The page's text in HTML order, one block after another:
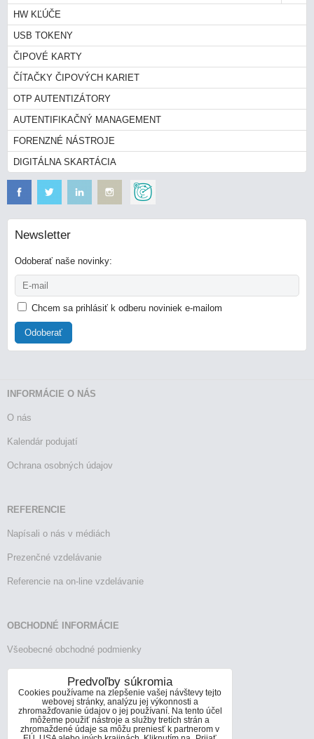
HW KĽÚČE
USB TOKENY
ČIPOVÉ KARTY
ČÍTAČKY ČIPOVÝCH KARIET
OTP AUTENTIZÁTORY
AUTENTIFIKAČNÝ MANAGEMENT
FORENZNÉ NÁSTROJE
DIGITÁLNA SKARTÁCIA
Newsletter
Odoberať naše novinky:
Chcem sa prihlásiť k odberu noviniek e-mailom
Odoberať
INFORMÁCIE O NÁS
O nás
Kalendár podujatí
Ochrana osobných údajov
REFERENCIE
Napísali o nás v médiách
Prezenčné vzdelávanie
Referencie na on-line vzdelávanie
OBCHODNÉ INFORMÁCIE
Všeobecné obchodné podmienky
Reklamačný poriadok
Vrátenie tovaru
Predvoľby súkromia
Cookies používame na zlepšenie vašej návštevy tejto
webovej stránky, analýzu jej výkonnosti a
zhromažďovanie údajov o jej používaní. Na tento účel
môžeme použiť nástroje a služby tretích strán a
zhromaždené údaje sa môžu preniesť k partnerom v